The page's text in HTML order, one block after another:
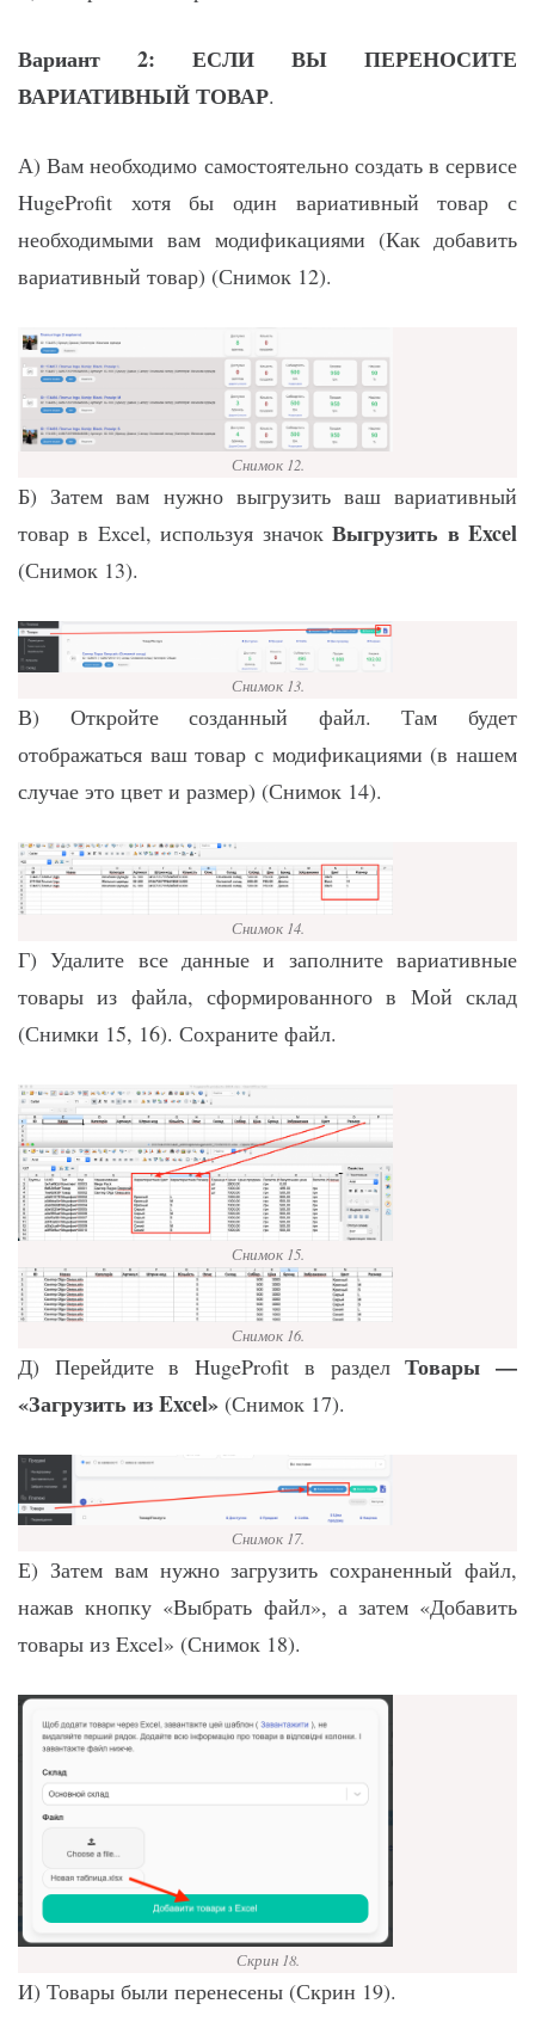
Вариант 2: ЕСЛИ ВЫ ПЕРЕНОСИТЕ
ВАРИАТИВНЫЙ ТОВАР.
А) Вам необходимо самостоятельно создать в сервисе
HugeProfit хотя бы один вариативный товар с
необходимыми вам модификациями (Как добавить
вариативный товар) (Снимок 12).
Снимок 12.
Б) Затем вам нужно выгрузить ваш вариативный
товар в Excel, используя значокВыгрузить в Excel
(Снимок 13).
Снимок 13.
В) Откройте созданный файл. Там будет
отображаться ваш товар с модификациями (в нашем
случае это цвет и размер) (Снимок 14).
Снимок 14.
Г) Удалите все данные и заполните вариативные
товары из файла, сформированного в Мой склад
(Снимки 15, 16). Сохраните файл.
Снимок 15.
Снимок 16.
Д) Перейдите в HugeProfit в разделТовары —
«Загрузить из Excel» (Снимок 17).
Снимок 17.
Е) Затем вам нужно загрузить сохраненный файл,
нажав кнопку «Выбрать файл», а затем «Добавить
товары из Excel» (Снимок 18).
Скрин 18.
И) Товары были перенесены (Скрин 19).